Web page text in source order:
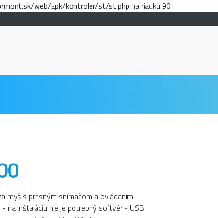
web/apk/kontroler/st/st.php na riadku 90
myš s presným snímačom a ovládaním -
na inštaláciu nie je potrebný softvér - USB